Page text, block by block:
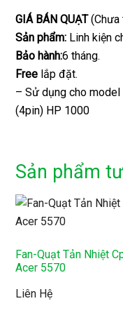
GIÁ BÁN QUẠT(Chưa
Sản phẩm: Linh kiện
Bảo hành:6 tháng.
Free lắp đặt.
– Sử dụng cho model
(4pin) HP 1000
Sản phẩm
Fan-Quạt Tản Nhiệt
Acer 5570
Liên Hệ